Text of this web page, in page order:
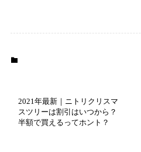
2021年最新｜ニトリクリスマ
スツリーは割引はいつから？
半額で買えるってホント？